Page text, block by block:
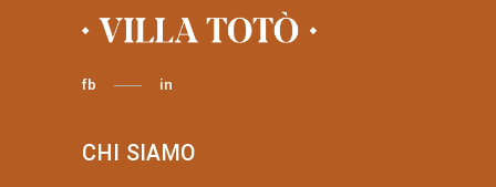
fb in
CHI SIAMO